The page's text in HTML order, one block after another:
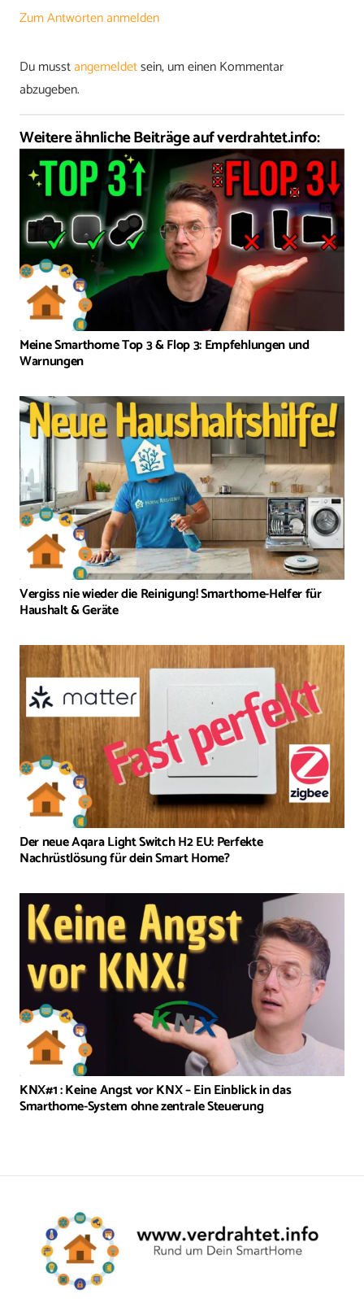
Zum Antworten anmelden
Du musstangemeldetsein, um einen Kommentar
abzugeben.
Weitere ähnliche Beiträge auf verdrahtet.info:
Meine Smarthome Top 3 & Flop 3: Empfehlungen und
Warnungen
Vergiss nie wieder die Reinigung! Smarthome-Helfer für
Haushalt & Geräte
Der neue Aqara Light Switch H2 EU: Perfekte
Nachrüstlösung für dein Smart Home?
KNX#1 : Keine Angst vor KNX – Ein Einblick in das
Smarthome-System ohne zentrale Steuerung